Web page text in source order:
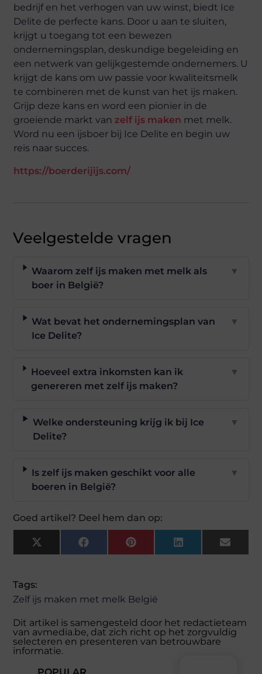
bedrijf en het verhogen van uw winst, biedt Ice
Delite de perfecte kans. Door u aan te sluiten,
krijgt u toegang tot een bewezen
ondernemingsplan, deskundige begeleiding en
een netwerk van gelijkgestemde ondernemers. U
krijgt de kans om uw passie voor kwaliteitsmelk
te combineren met de kunst van het ijs maken.
Grijp deze kans en word een pionier in de
groeiende markt van zelf ijs maken met melk.
Word nu een ijsboer bij Ice Delite en begin uw
reis naar succes.
https://boerderijijs.com/
Veelgestelde vragen
Waarom zelf ijs maken met melk als
boer in België?
▼
Wat bevat het ondernemingsplan van
Ice Delite?
▼
Hoeveel extra inkomsten kan ik
genereren met zelf ijs maken?
▼
Welke ondersteuning krijg ik bij Ice
Delite?
▼
Is zelf ijs maken geschikt voor alle
boeren in België?
▼
Goed artikel? Deel hem dan op:
X
(Twitter)
FacebookPinterestLinkedIn Email
Tags:
Zelf ijs maken met melk België
Dit artikel is samengesteld door het redactieteam
van avmedia.be, dat zich richt op het zorgvuldig
selecteren en presenteren van betrouwbare
informatie.